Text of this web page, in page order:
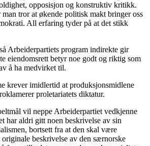
opposisjon og konstruktiv kritikk.
man tror at økende politisk makt bringer oss
All erfaring tyder på at det stikk
Arbeiderpartiets program indirekte gir
eiendomsrett betyr noe godt og riktig som
å ha medvirket til.
krever imidlertid at produksjonsmidlene
proletariatets diktatur.
vil neppe Arbeiderpartiet vedkjenne
har aldri gitt noen beskrivelse av sin
bortsett fra at den skal være
beskrivelse av den særnorske